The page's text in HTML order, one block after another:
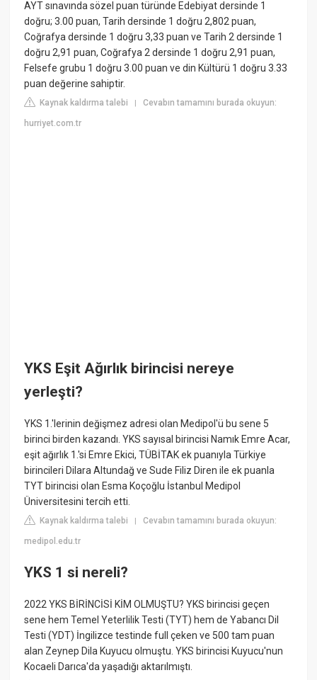
AYT sınavında sözel puan türünde Edebiyat dersinde 1
doğru; 3.00 puan, Tarih dersinde 1 doğru 2,802 puan,
Coğrafya dersinde 1 doğru 3,33 puan ve Tarih 2 dersinde 1
doğru 2,91 puan, Coğrafya 2 dersinde 1 doğru 2,91 puan,
Felsefe grubu 1 doğru 3.00 puan ve din Kültürü 1 doğru 3.33
puan değerine sahiptir.
Kaynak kaldırma talebi |Cevabın tamamını burada okuyun:
hurriyet.com.tr
YKS Eşit Ağırlık birincisi nereye
yerleşti?
YKS 1.'lerinin değişmez adresi olan Medipol'ü bu sene 5
birinci birden kazandı. YKS sayısal birincisi Namık Emre Acar,
eşit ağırlık 1.'si Emre Ekici, TÜBİTAK ek puanıyla Türkiye
birincileri Dilara Altundağ ve Sude Filiz Diren ile ek puanla
TYT birincisi olan Esma Koçoğlu İstanbul Medipol
Üniversitesini tercih etti.
Kaynak kaldırma talebi |Cevabın tamamını burada okuyun:
medipol.edu.tr
YKS 1 si nereli?
2022 YKS BİRİNCİSİ KİM OLMUŞTU? YKS birincisi geçen
sene hem Temel Yeterlilik Testi (TYT) hem de Yabancı Dil
Testi (YDT) İngilizce testinde full çeken ve 500 tam puan
alan Zeynep Dila Kuyucu olmuştu. YKS birincisi Kuyucu'nun
Kocaeli Darıca'da yaşadığı aktarılmıştı.